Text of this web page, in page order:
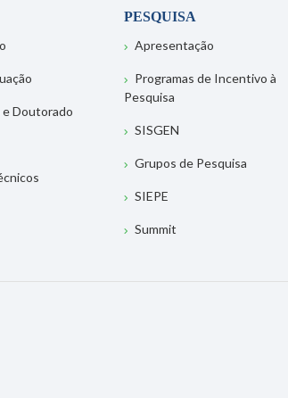
Doutorado
PESQUISA
Apresentação
Programas de Incentivo à
Pesquisa
SISGEN
Grupos de Pesquisa
SIEPE
Summit